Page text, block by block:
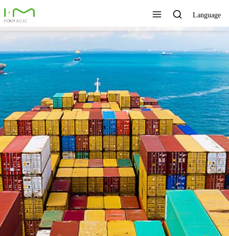
Language
TECNOLOGÍA ÚNICA,
EXCELENTE CALIDAD,
SERVICIO RÁPIDO
Ver todos los productos